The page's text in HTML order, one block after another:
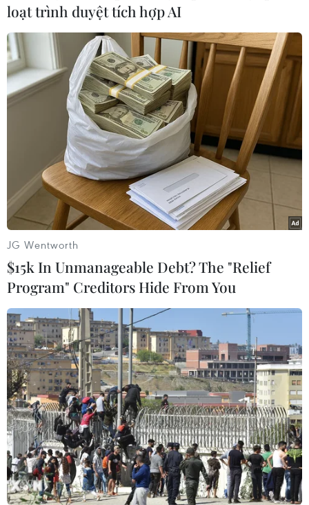
#Tai nạn giao thông #Nghệ An
#Điều tiết giao thông
#Nguyên nhân vụ tai nạn
Nghệ An
Theo dõi VietnamPlus
TIN LIÊN QUAN
loạt trình duyệt tích hợp AI
JG Wentworth
$15k In Unmanageable Debt? The "Relief
Program" Creditors Hide From You